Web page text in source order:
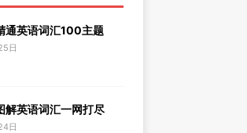
通英语词汇100主题
日
解英语词汇一网打尽
日